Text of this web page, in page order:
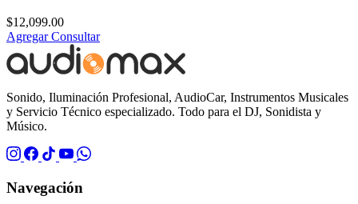
$12,099.00
AgregarConsultar
Sonido, Iluminación Profesional, AudioCar, Instrumentos Musicales
y Servicio Técnico especializado. Todo para el DJ, Sonidista y
Músico.
Navegación